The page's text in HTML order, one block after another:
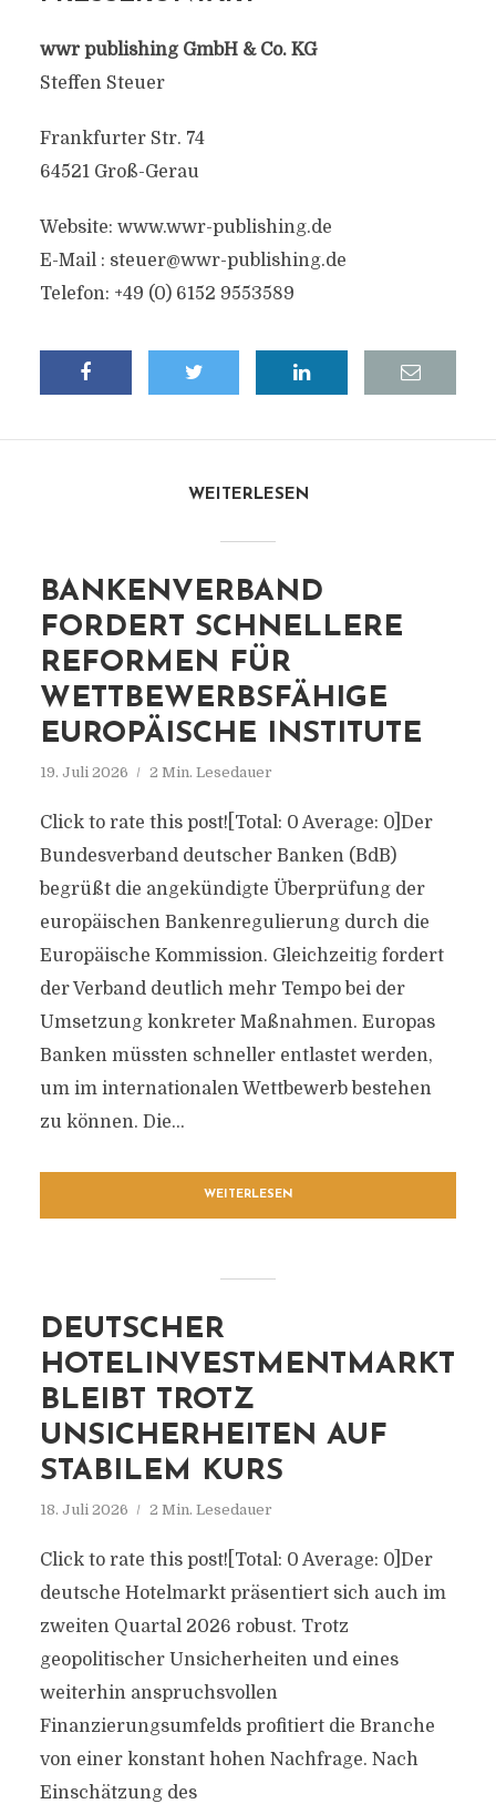
wwr publishing GmbH & Co. KG
Steffen Steuer
Frankfurter Str. 74
64521 Groß-Gerau
Website: www.wwr-publishing.de
E-Mail : steuer@wwr-publishing.de
Telefon: +49 (0) 6152 9553589
WEITERLESEN
BANKENVERBAND
FORDERT SCHNELLERE
REFORMEN FÜR
WETTBEWERBSFÄHIGE
EUROPÄISCHE INSTITUTE
19. Juli 2026 2 Min. Lesedauer
Click to rate this post![Total: 0 Average: 0]Der
Bundesverband deutscher Banken (BdB)
begrüßt die angekündigte Überprüfung der
europäischen Bankenregulierung durch die
Europäische Kommission. Gleichzeitig fordert
der Verband deutlich mehr Tempo bei der
Umsetzung konkreter Maßnahmen. Europas
Banken müssten schneller entlastet werden,
um im internationalen Wettbewerb bestehen
zu können. Die...
WEITERLESEN
DEUTSCHER
HOTELINVESTMENTMARKT
BLEIBT TROTZ
UNSICHERHEITEN AUF
STABILEM KURS
18. Juli 2026 2 Min. Lesedauer
Click to rate this post![Total: 0 Average: 0]Der
deutsche Hotelmarkt präsentiert sich auch im
zweiten Quartal 2026 robust. Trotz
geopolitischer Unsicherheiten und eines
weiterhin anspruchsvollen
Finanzierungsumfelds profitiert die Branche
von einer konstant hohen Nachfrage. Nach
Einschätzung des